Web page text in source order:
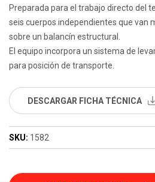
Preparada para el trabajo directo del
seis cuerpos independientes que van
sobre un balancín estructural.
El equipo incorpora un sistema de
para posición de transporte.
DESCARGAR FICHA TÉCNICA
SKU: 1582